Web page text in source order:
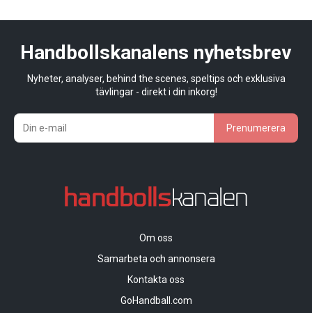
Handbollskanalens nyhetsbrev
Nyheter, analyser, behind the scenes, speltips och exklusiva
tävlingar - direkt i din inkorg!
Prenumerera
Om oss
Samarbeta och annonsera
Kontakta oss
GoHandball.com